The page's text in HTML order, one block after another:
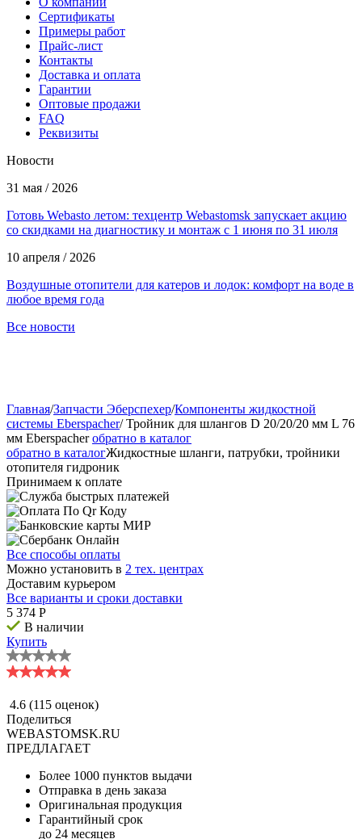
Сертификаты
Примеры работ
Прайс-лист
Контакты
Доставка и оплата
Гарантии
Оптовые продажи
FAQ
Реквизиты
Новости
31 мая / 2026
Готовь Webasto летом: техцентр Webastomsk запускает акцию
со скидками на диагностику и монтаж с 1 июня по 31 июля
10 апреля / 2026
Воздушные отопители для катеров и лодок: комфорт на воде в
любое время года
Все новости
Главная/Запчасти Эберспехер/Компоненты жидкостной
системы Eberspacher/ Тройник для шлангов D 20/20/20 мм L 76
мм Eberspacher обратно в каталог
обратно в каталогЖидкостные шланги, патрубки, тройники
отопителя гидроник
Принимаем к оплате
Все способы оплаты
Можно установить в 2 тех. центрах
Доставим курьером
Все варианты и сроки доставки
5 374 P
В наличии
Купить
4.6 (115 оценок)
Поделиться
WEBASTOMSK.RU
ПРЕДЛАГАЕТ
Более 1000 пунктов выдачи
Отправка в день заказа
Оригинальная продукция
Гарантийный срок
до 24 месяцев